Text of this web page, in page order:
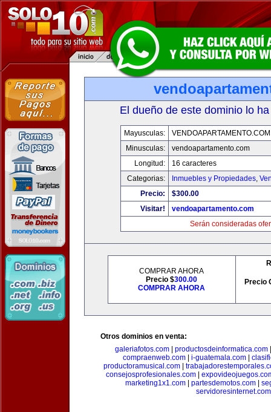
El dueño de este dominio lo
Mayusculas:
VENDOAPARTAMENTO.COM
Minusculas:
vendoapartamento.com
Longitud:
16 caracteres
Categorias:
Inmuebles y Propiedades,
Precio:
$300.00
Visitar!
vendoapartamento.com
Serán consideradas
COMPRAR AHORA
Precio $300.00
COMPRAR AHORA
Precio
Otros dominios en venta:
galeriafotos.com
productosdeinformatica.com
compraenweb.com| i-guatemala.com|
productoramusical.com
consejosprofesionales.com|
marketing1x1.com| partesdemotos.com|
servidoresinternet.com